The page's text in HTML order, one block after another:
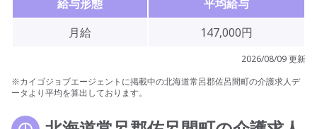
給与形態
平均給与
月給
147,000円
2026/08/09 更新
※カイゴジョブエージェントに掲載中の北海道常呂郡佐呂間町の介護求人デ
ータより平均を算出しております。